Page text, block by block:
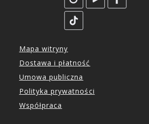
Mapa witryny
Dostawa i płatność
Umowa publiczna
Polityka prywatności
Współpraca